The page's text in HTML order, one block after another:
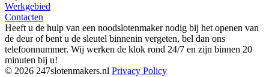
Werkgebied
Contacten
Heeft u de hulp van een noodslotenmaker nodig bij het openen van
de deur of bent u de sleutel binnenin vergeten, bel dan ons
telefoonnummer. Wij werken de klok rond 24/7 en zijn binnen 20
minuten bij u!
© 2026 247slotenmakers.nl Privacy Policy